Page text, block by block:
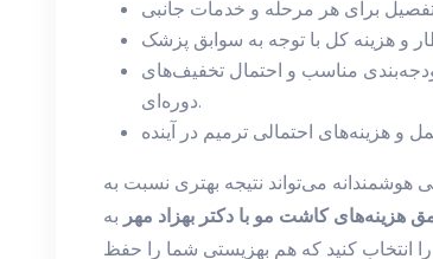
مناسب و احتمال تخفیف‌های
دوره‌ای.
می‌تواند نتیجه بهتری نسبت به
هزینه‌های کاشت مو با دکتر بهزاد مهر به
انتخاب کنید که هم بهزیستی شما را حفظ